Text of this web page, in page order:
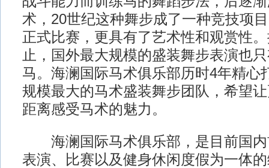
术，20世纪这种舞步成了一种竞技项
正式比赛，更具有了艺术性和观赏性
止，国外最大规模的盛装舞步表演也
马。海澜国际马术俱乐部历时4年精心
规模最大的马术盛装舞步团队，希望
距离感受马术的魅力。
海澜国际马术俱乐部，是目前国内
表演、比赛以及健身休闲度假为一体